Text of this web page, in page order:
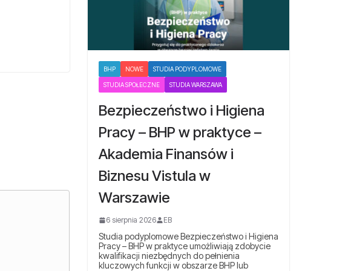
BHP NOWE STUDIA PODYPLOMOWE
STUDIA SPOŁECZNE STUDIA WARSZAWA
Bezpieczeństwo i Higiena
Pracy – BHP w praktyce –
Akademia Finansów i
Biznesu Vistula w
Warszawie
6 sierpnia 2026 EB
Studia podyplomowe Bezpieczeństwo i Higiena
Pracy – BHP w praktyce umożliwiają zdobycie
kwalifikacji niezbędnych do pełnienia
kluczowych funkcji w obszarze BHP lub